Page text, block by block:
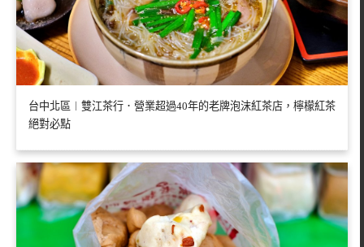
台中北區︱雙江茶行．營業超過40年的老牌泡沫紅茶店，檸檬紅茶
絕對必點